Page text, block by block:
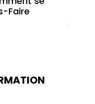
Faire